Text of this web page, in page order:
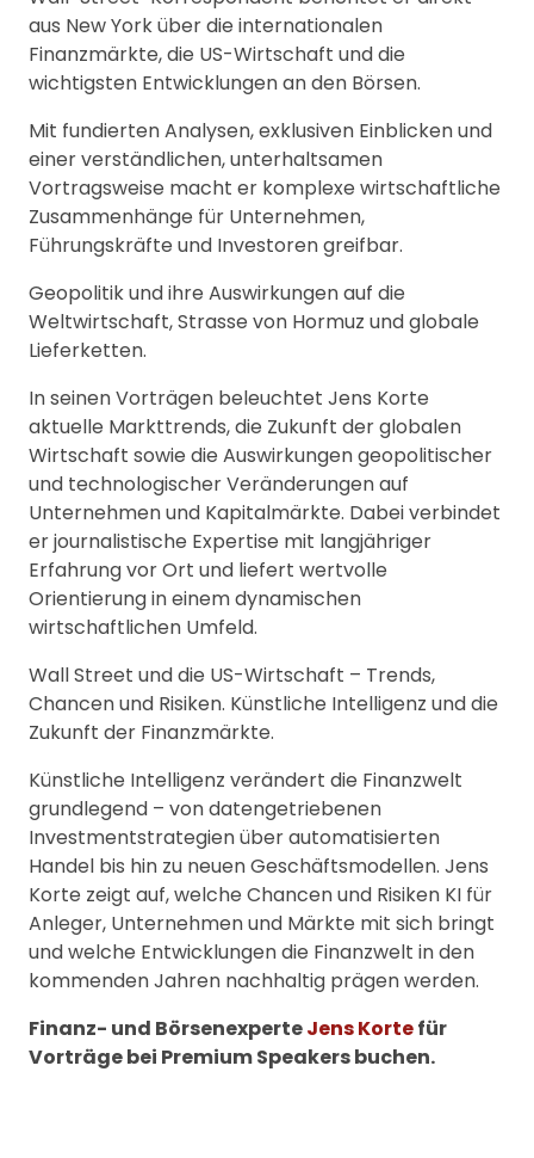
aus New York über die internationalen
Finanzmärkte, die US-Wirtschaft und die
wichtigsten Entwicklungen an den Börsen.
Mit fundierten Analysen, exklusiven Einblicken und
einer verständlichen, unterhaltsamen
Vortragsweise macht er komplexe wirtschaftliche
Zusammenhänge für Unternehmen,
Führungskräfte und Investoren greifbar.
Geopolitik und ihre Auswirkungen auf die
Weltwirtschaft, Strasse von Hormuz und globale
Lieferketten.
In seinen Vorträgen beleuchtet Jens Korte
aktuelle Markttrends, die Zukunft der globalen
Wirtschaft sowie die Auswirkungen geopolitischer
und technologischer Veränderungen auf
Unternehmen und Kapitalmärkte. Dabei verbindet
er journalistische Expertise mit langjähriger
Erfahrung vor Ort und liefert wertvolle
Orientierung in einem dynamischen
wirtschaftlichen Umfeld.
Wall Street und die US-Wirtschaft – Trends,
Chancen und Risiken. Künstliche Intelligenz und die
Zukunft der Finanzmärkte.
Künstliche Intelligenz verändert die Finanzwelt
grundlegend – von datengetriebenen
Investmentstrategien über automatisierten
Handel bis hin zu neuen Geschäftsmodellen. Jens
Korte zeigt auf, welche Chancen und Risiken KI für
Anleger, Unternehmen und Märkte mit sich bringt
und welche Entwicklungen die Finanzwelt in den
kommenden Jahren nachhaltig prägen werden.
Finanz- und BörsenexperteJens Kortefür
Vorträge bei Premium Speakers buchen.